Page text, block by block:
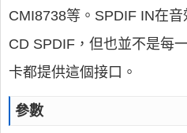
CMI8738等。SPDIF IN在
CD SPDIF，但也並不是每
卡都提供這個接口。
參數